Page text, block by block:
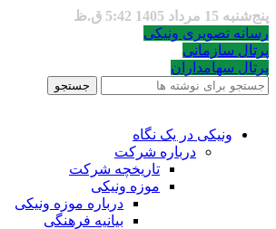
پنج‌شنبه 15 مرداد 1405 5:42 ق.ظ
رسانه تصویری ونیکی
پرتال سازمانی
پرتال سهامداران
جستجو
ونیکی در یک نگاه
درباره شرکت
تاریخچه شرکت
موزه ونیکی
درباره موزه ونیکی
بیانیه فرهنگی